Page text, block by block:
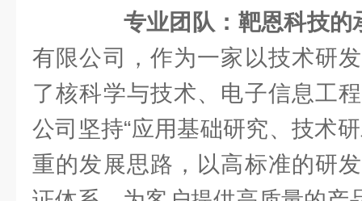
专业团队：靶恩科技的
有限公司，作为一家以技术研
了核科学与技术、电子信息工
公司坚持“应用基础研究、技术
重的发展思路，以高标准的研